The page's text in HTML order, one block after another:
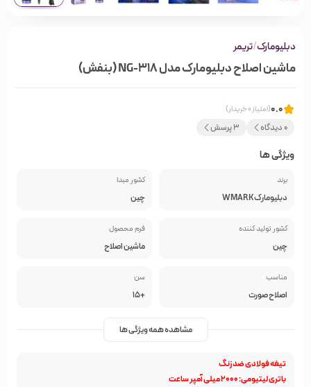
دبلیومارک/تریمر
ماشین اصلاح دبلیومارک مدل NG-318 (بنفش)
0.0(امتیاز 0 خریدار)
0 دیدگاه 3 پرسش
ویژگی ها
برند
دبلیومارک WMARK
کشور مبدا
چین
کشور تولید کننده
چین
فرم محصول
ماشین اصلاح
مناسب
اصلاح صورت
سن
+15
مشاهده همه ویژگی ها
تیغه فولادی ضد زنگ
باتری لیتیومی: 2000 میلی آمپر ساعت